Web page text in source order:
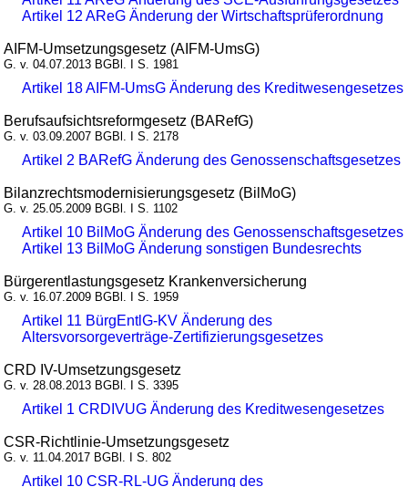
Artikel 12 AReG Änderung der Wirtschaftsprüferordnung
AIFM-Umsetzungsgesetz (AIFM-UmsG)
G. v. 04.07.2013 BGBl. I S. 1981
Artikel 18 AIFM-UmsG Änderung des Kreditwesengesetzes
Berufsaufsichtsreformgesetz (BARefG)
G. v. 03.09.2007 BGBl. I S. 2178
Artikel 2 BARefG Änderung des Genossenschaftsgesetzes
Bilanzrechtsmodernisierungsgesetz (BilMoG)
G. v. 25.05.2009 BGBl. I S. 1102
Artikel 10 BilMoG Änderung des Genossenschaftsgesetzes
Artikel 13 BilMoG Änderung sonstigen Bundesrechts
Bürgerentlastungsgesetz Krankenversicherung
G. v. 16.07.2009 BGBl. I S. 1959
Artikel 11 BürgEntlG-KV Änderung des
Altersvorsorgeverträge-Zertifizierungsgesetzes
CRD IV-Umsetzungsgesetz
G. v. 28.08.2013 BGBl. I S. 3395
Artikel 1 CRDIVUG Änderung des Kreditwesengesetzes
CSR-Richtlinie-Umsetzungsgesetz
G. v. 11.04.2017 BGBl. I S. 802
Artikel 10 CSR-RL-UG Änderung des